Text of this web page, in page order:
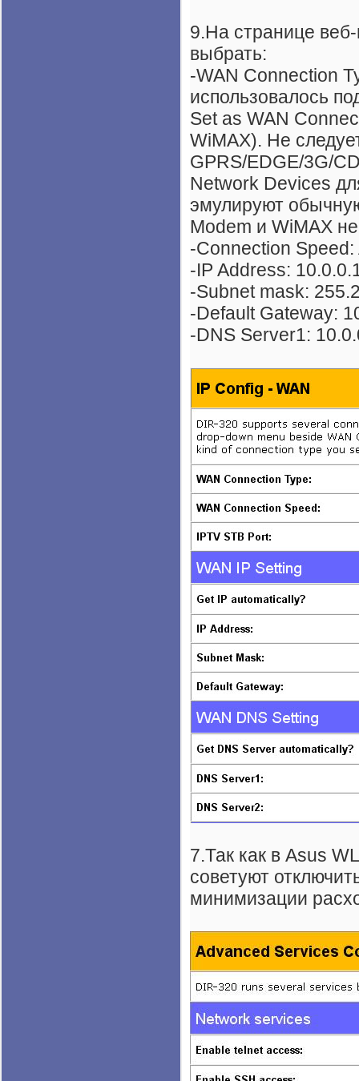
9.На странице
выбрать:
-WAN Connection
использовалось
Set as WAN
WiMAX). Не
GPRS/EDGE/3G/
Network Devices
эмулируют
Modem и WiMAX
-Connection
-IP Address:
-Subnet mask:
-Default Gateway:
-DNS Server1:
7.Так как в Asus
советуют
минимизации